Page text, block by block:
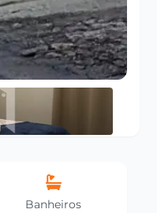
Banheiros